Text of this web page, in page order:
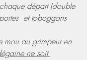
départ (double
et toboggans
mou au grimpeur en
ne soit